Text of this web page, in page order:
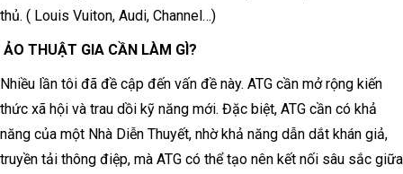
thủ. ( Louis Vuiton, Audi, Channel…)
ẢO THUẬT GIA CẦN LÀM GÌ?
Nhiều lần tôi đã đề cập đến vấn đề này. ATG cần mở rộng kiến
thức xã hội và trau dồi kỹ năng mới. Đặc biệt, ATG cần có khả
năng của một Nhà Diễn Thuyết, nhờ khả năng dẫn dắt khán giả,
truyền tải thông điệp, mà ATG có thể tạo nên kết nối sâu sắc giữa